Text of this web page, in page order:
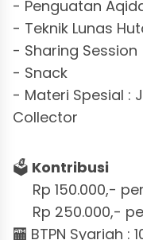
- Penguatan
- ⁠Teknik Lunas
- ⁠Sharing Session
- ⁠Snack
- ⁠Materi Spesial :
Collector
🗳️ Kontribusi
Rp 150.000,-
Rp 250.000,-
🏧 BTPN Syariah :